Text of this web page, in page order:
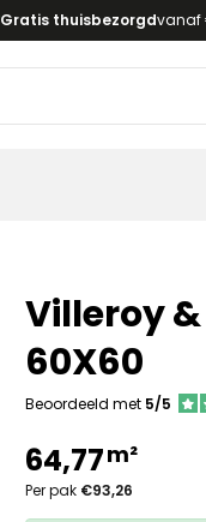
Gratis thuisbezorgdvanaf
Villeroy &
60X60
Beoordeeld met 5/5
64,77m²
Per pak €93,26